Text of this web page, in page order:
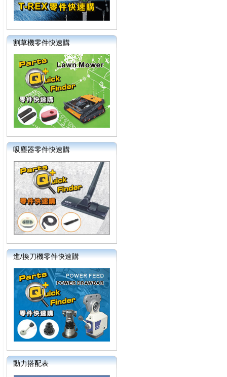
割草機零件快速購
吸塵器零件快速購
進/換刀機零件快速購
動力搭配表